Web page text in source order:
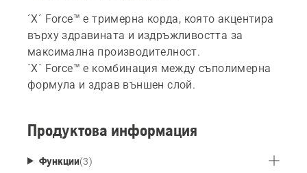
´X´ Force™ е тримерна корда, която акцентира
върху здравината и издръжливостта за
максимална производителност.
´X´ Force™ е комбинация между съполимерна
формула и здрав външен слой.
Продуктова информация
Функции(3)